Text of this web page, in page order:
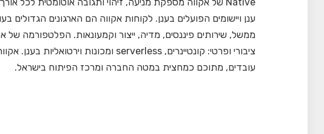
ענן ויישומים הפועלים בענן. לקוחות אקווה הם הארגונים הגדולים
ממשל, שירותים פיננסים, מדיה, ייצור וקמעונאות. הפלטפורמה של
עובדים, מתוכם כמחצית במטה החברה ומרכז הפיתוח בישראל.